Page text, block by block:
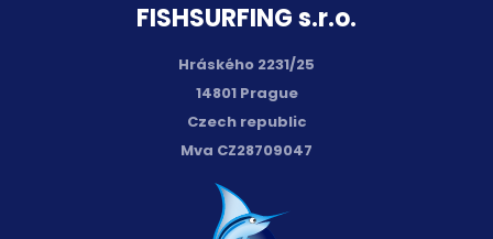
FISH­SURFING s.r.o.
Hráského 2231/25
14801 Prague
Czech republic
Mva CZ28709047